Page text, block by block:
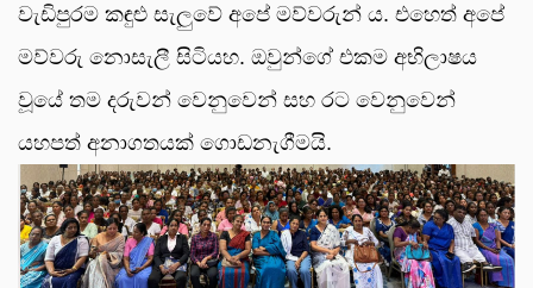
වැඩිපුරම කඳුළු සැලුවේ අපේ මව්වරුන් ය. එහෙත් අපේ
මව්වරු නොසැලී සිටියහ. ඔවුන්ගේ එකම අභිලාෂය
වූයේ තම දරුවන් වෙනුවෙන් සහ රට වෙනුවෙන්
යහපත් අනාගතයක් ගොඩනැගීමයි.